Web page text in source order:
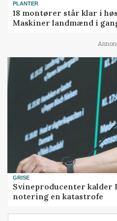
PLANTER
18 montører står klar i
Maskiner landmænd i
GRISE
Svineproducenter kalder
notering en katastrofe